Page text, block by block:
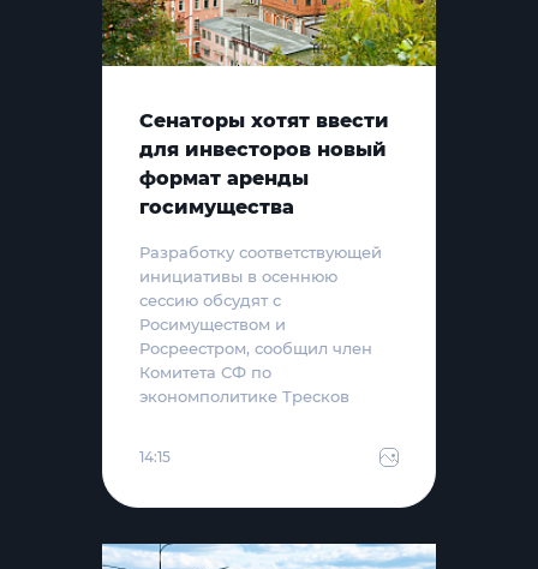
Сенаторы хотят ввести
для инвесторов новый
формат аренды
госимущества
Разработку соответствующей
инициативы в осеннюю
сессию обсудят с
Росимуществом и
Росреестром, сообщил член
Комитета СФ по
экономполитике Тресков
14:15